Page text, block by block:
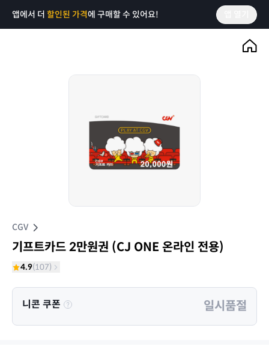
앱에서 더 할인된 가격에 구매할 수 있어요!
CGV
기프트카드 2만원권 (CJ ONE 온라인 전용)
4.9(107)
니콘 쿠폰 일시품절